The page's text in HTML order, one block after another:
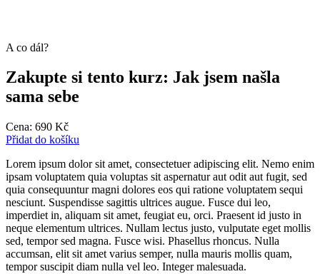
A co dál?
Zakupte si tento kurz: Jak jsem našla
sama sebe
Cena: 690 Kč
Přidat do košíku
Lorem ipsum dolor sit amet, consectetuer adipiscing elit. Nemo enim
ipsam voluptatem quia voluptas sit aspernatur aut odit aut fugit, sed
quia consequuntur magni dolores eos qui ratione voluptatem sequi
nesciunt. Suspendisse sagittis ultrices augue. Fusce dui leo,
imperdiet in, aliquam sit amet, feugiat eu, orci. Praesent id justo in
neque elementum ultrices. Nullam lectus justo, vulputate eget mollis
sed, tempor sed magna. Fusce wisi. Phasellus rhoncus. Nulla
accumsan, elit sit amet varius semper, nulla mauris mollis quam,
tempor suscipit diam nulla vel leo. Integer malesuada.